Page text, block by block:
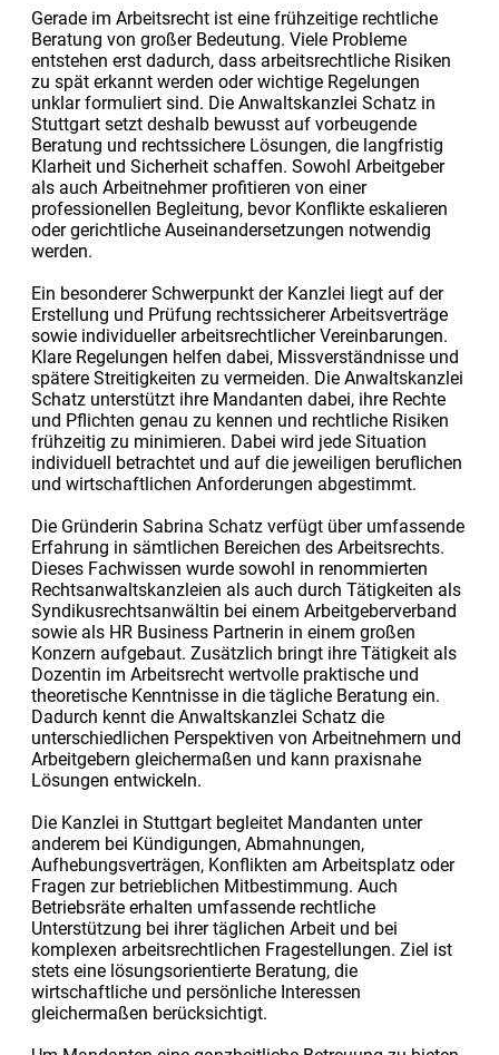
Gerade im Arbeitsrecht ist eine frühzeitige rechtliche
Beratung von großer Bedeutung. Viele Probleme
entstehen erst dadurch, dass arbeitsrechtliche Risiken
zu spät erkannt werden oder wichtige Regelungen
unklar formuliert sind. Die Anwaltskanzlei Schatz in
Stuttgart setzt deshalb bewusst auf vorbeugende
Beratung und rechtssichere Lösungen, die langfristig
Klarheit und Sicherheit schaffen. Sowohl Arbeitgeber
als auch Arbeitnehmer profitieren von einer
professionellen Begleitung, bevor Konflikte eskalieren
oder gerichtliche Auseinandersetzungen notwendig
werden.
Ein besonderer Schwerpunkt der Kanzlei liegt auf der
Erstellung und Prüfung rechtssicherer Arbeitsverträge
sowie individueller arbeitsrechtlicher Vereinbarungen.
Klare Regelungen helfen dabei, Missverständnisse und
spätere Streitigkeiten zu vermeiden. Die Anwaltskanzlei
Schatz unterstützt ihre Mandanten dabei, ihre Rechte
und Pflichten genau zu kennen und rechtliche Risiken
frühzeitig zu minimieren. Dabei wird jede Situation
individuell betrachtet und auf die jeweiligen beruflichen
und wirtschaftlichen Anforderungen abgestimmt.
Die Gründerin Sabrina Schatz verfügt über umfassende
Erfahrung in sämtlichen Bereichen des Arbeitsrechts.
Dieses Fachwissen wurde sowohl in renommierten
Rechtsanwaltskanzleien als auch durch Tätigkeiten als
Syndikusrechtsanwältin bei einem Arbeitgeberverband
sowie als HR Business Partnerin in einem großen
Konzern aufgebaut. Zusätzlich bringt ihre Tätigkeit als
Dozentin im Arbeitsrecht wertvolle praktische und
theoretische Kenntnisse in die tägliche Beratung ein.
Dadurch kennt die Anwaltskanzlei Schatz die
unterschiedlichen Perspektiven von Arbeitnehmern und
Arbeitgebern gleichermaßen und kann praxisnahe
Lösungen entwickeln.
Die Kanzlei in Stuttgart begleitet Mandanten unter
anderem bei Kündigungen, Abmahnungen,
Aufhebungsverträgen, Konflikten am Arbeitsplatz oder
Fragen zur betrieblichen Mitbestimmung. Auch
Betriebsräte erhalten umfassende rechtliche
Unterstützung bei ihrer täglichen Arbeit und bei
komplexen arbeitsrechtlichen Fragestellungen. Ziel ist
stets eine lösungsorientierte Beratung, die
wirtschaftliche und persönliche Interessen
gleichermaßen berücksichtigt.